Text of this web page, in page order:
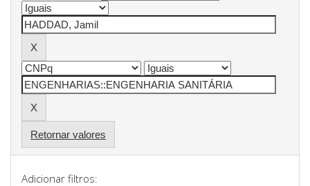
Retornar valores
Adicionar filtros: